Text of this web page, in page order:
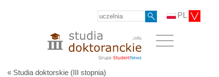
PL
« Studia doktorskie (III stopnia)